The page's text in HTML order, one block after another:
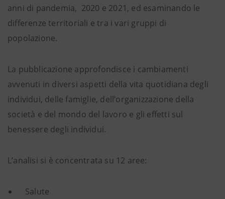
anni di pandemia, 2020 e 2021, ed esaminando le
differenze territoriali e tra i vari gruppi di
popolazione.
La pubblicazione approfondisce i cambiamenti
avvenuti in diversi aspetti della vita quotidiana degli
individui, delle famiglie, dell’organizzazione della
società e del mondo del lavoro e gli effetti sul
benessere degli individui.
L’analisi si è concentrata su 12 aree:
Salute